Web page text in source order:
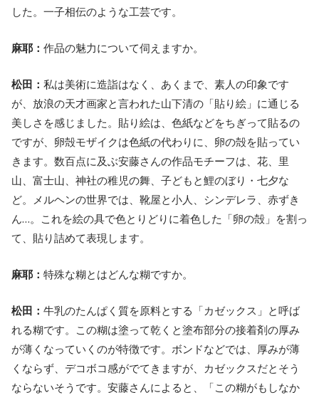
した。一子相伝のような工芸です。
麻耶： 作品の魅力について伺えますか。
松田： 私は美術に造詣はなく、あくまで、素人の印象です
が、放浪の天才画家と言われた山下清の「貼り絵」に通じる
美しさを感じました。貼り絵は、色紙などをちぎって貼るの
ですが、卵殻モザイクは色紙の代わりに、卵の殻を貼ってい
きます。数百点に及ぶ安藤さんの作品モチーフは、花、里
山、富士山、神社の稚児の舞、子どもと鯉のぼり・七夕な
ど。メルヘンの世界では、靴屋と小人、シンデレラ、赤ずき
ん…。これを絵の具で色とりどりに着色した「卵の殻」を割っ
て、貼り詰めて表現します。
麻耶： 特殊な糊とはどんな糊ですか。
松田： 牛乳のたんぱく質を原料とする「カゼックス」と呼ば
れる糊です。この糊は塗って乾くと塗布部分の接着剤の厚み
が薄くなっていくのが特徴です。ボンドなどでは、厚みが薄
くならず、デコボコ感がでてきますが、カゼックスだとそう
ならないそうです。安藤さんによると、「この糊がもしなか